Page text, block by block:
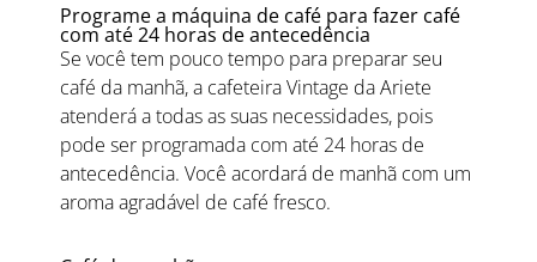
Programe a máquina de café para fazer café
com até 24 horas de antecedência
Se você tem pouco tempo para preparar seu
café da manhã, a cafeteira Vintage da Ariete
atenderá a todas as suas necessidades, pois
pode ser programada com até 24 horas de
antecedência. Você acordará de manhã com um
aroma agradável de café fresco.